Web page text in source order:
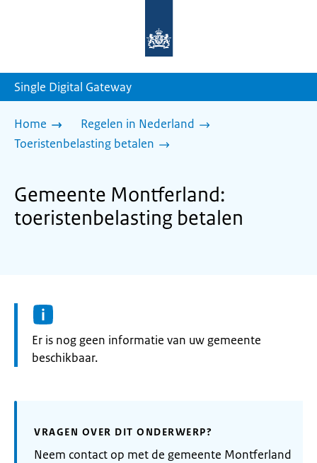
homepage
Single Digital Gateway
Home
Regelen in Nederland
Toeristenbelasting betalen
Gemeente Montferland:
toeristenbelasting betalen
Informatie:
Er is nog geen informatie van uw gemeente
beschikbaar.
VRAGEN OVER DIT ONDERWERP?
Neem contact op met de gemeente Montferland